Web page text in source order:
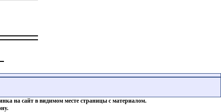
на сайт в видимом месте страницы с материалом.